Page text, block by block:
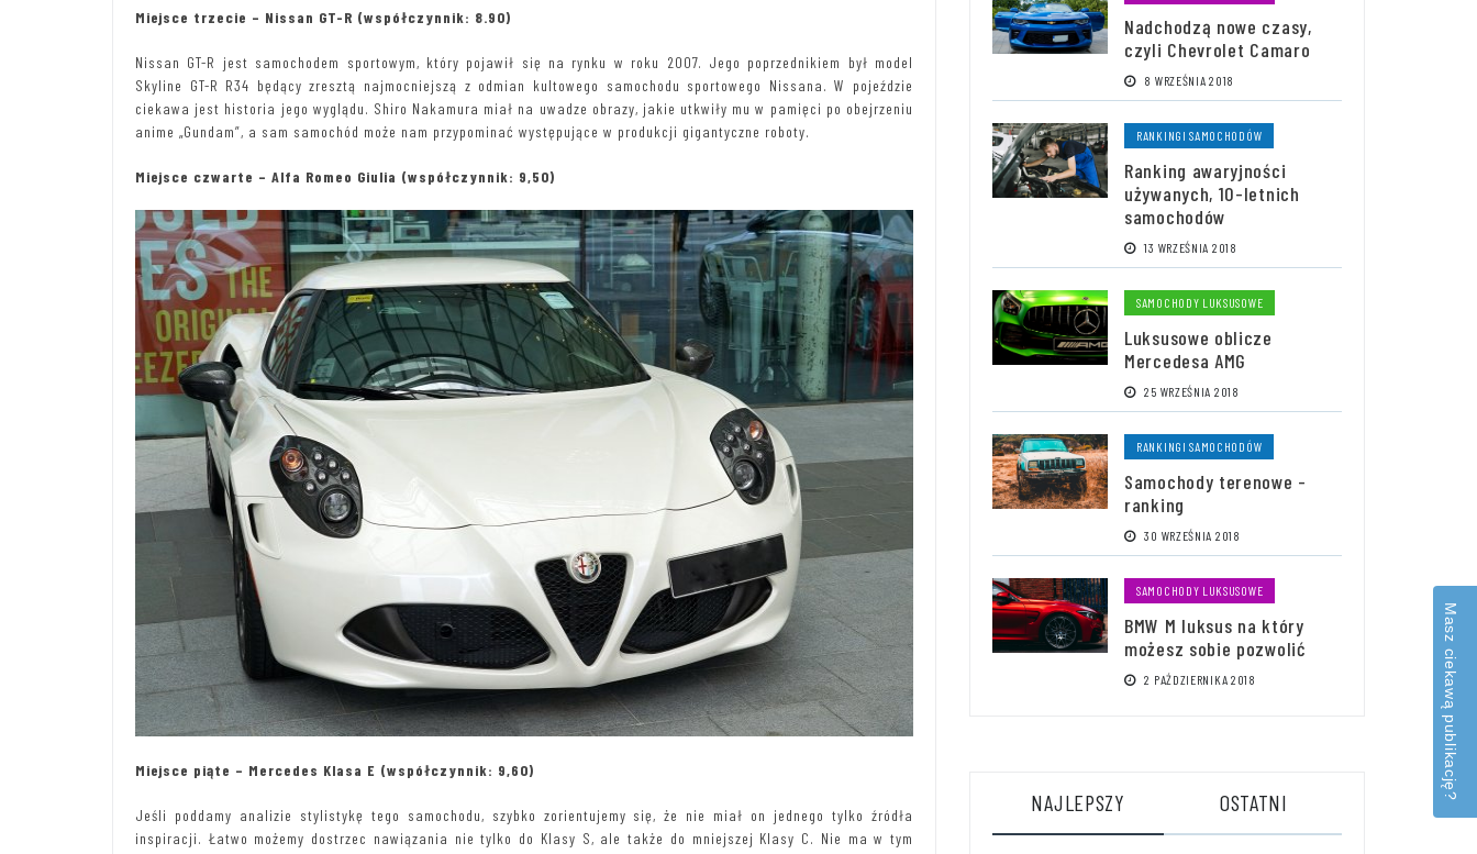
Miejsce trzecie – Nissan GT-R (współczynnik: 8.90)
Nissan GT-R jest samochodem sportowym, który pojawił się na rynku w roku 2007. Jego poprzednikiem był model
Skyline GT-R R34 będący zresztą najmocniejszą z odmian kultowego samochodu sportowego Nissana. W pojeździe
ciekawa jest historia jego wyglądu. Shiro Nakamura miał na uwadze obrazy, jakie utkwiły mu w pamięci po obejrzeniu
anime „Gundam”, a sam samochód może nam przypominać występujące w produkcji gigantyczne roboty.
Miejsce czwarte – Alfa Romeo Giulia (współczynnik: 9,50)
Miejsce piąte – Mercedes Klasa E (współczynnik: 9,60)
Jeśli poddamy analizie stylistykę tego samochodu, szybko zorientujemy się, że nie miał on jednego tylko źródła
inspiracji. Łatwo możemy dostrzec nawiązania nie tylko do Klasy S, ale także do mniejszej Klasy C. Nie ma w tym
Nadchodzą nowe czasy,
czyli Chevrolet Camaro
8 WRZEŚNIA 2018
RANKINGI SAMOCHODÓW
Ranking awaryjności
używanych, 10-letnich
samochodów
13 WRZEŚNIA 2018
SAMOCHODY LUKSUSOWE
Luksusowe oblicze
Mercedesa AMG
25 WRZEŚNIA 2018
RANKINGI SAMOCHODÓW
Samochody terenowe -
ranking
30 WRZEŚNIA 2018
SAMOCHODY LUKSUSOWE
BMW M luksus na który
możesz sobie pozwolić
2 PAŹDZIERNIKA 2018
NAJLEPSZY OSTATNI
Masz ciekawą publikację?